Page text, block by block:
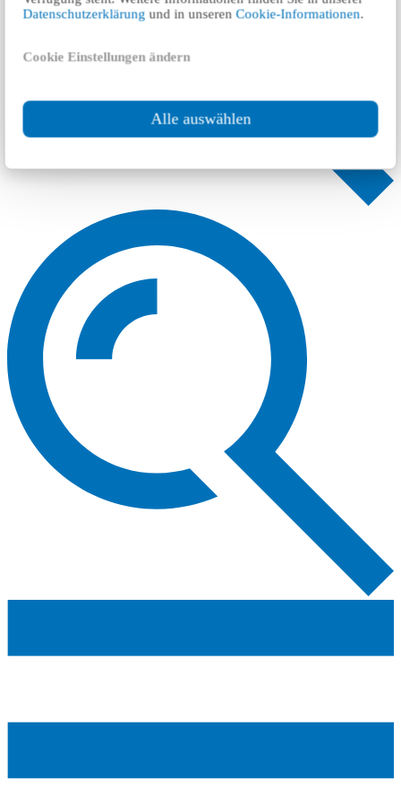
Datenschutzerklärung und in unserenCookie-Informationen.
Cookie Einstellungen ändern
Alle auswählen